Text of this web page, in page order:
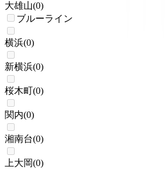
大雄山(0)
ブルーライン
横浜(0)
新横浜(0)
桜木町(0)
関内(0)
湘南台(0)
上大岡(0)